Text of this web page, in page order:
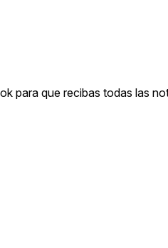
para que recibas todas las